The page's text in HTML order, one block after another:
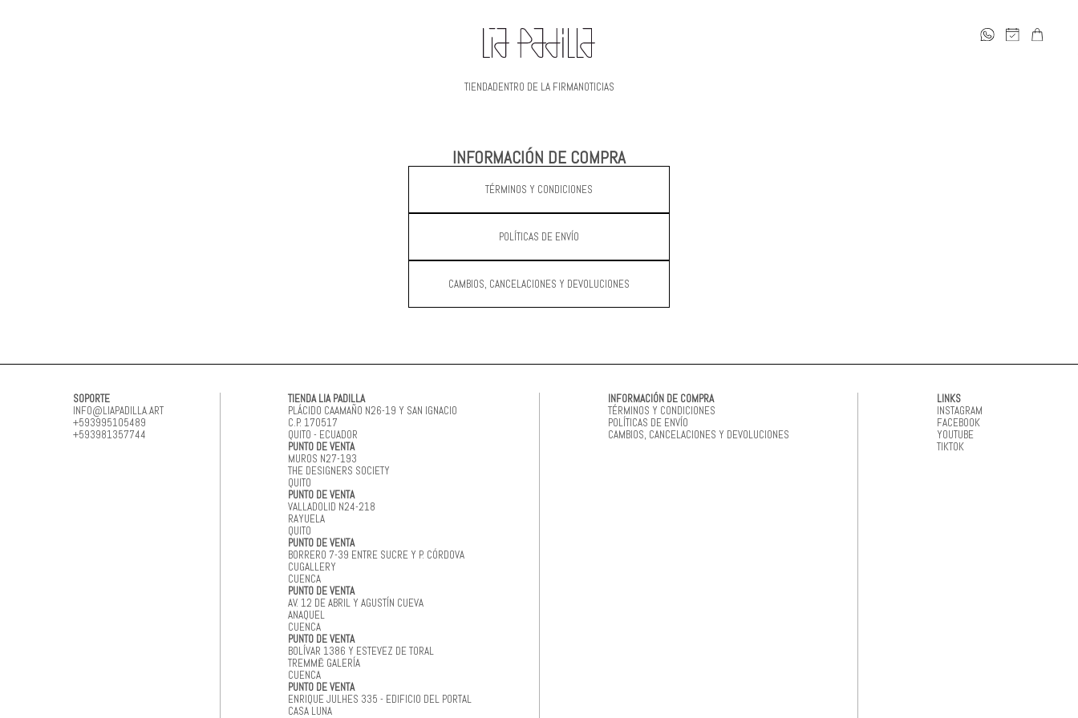
TIENDADENTRO DE LA FIRMANOTICIAS
INFORMACIÓN DE COMPRA
TÉRMINOS Y CONDICIONES
POLÍTICAS DE ENVÍO
CAMBIOS, CANCELACIONES Y DEVOLUCIONES
SOPORTE
INFO@LIAPADILLA.ART
+593995105489
+593981357744
TIENDA LIA PADILLA
PLÁCIDO CAAMAÑO N26-19 Y SAN IGNACIO
C.P. 170517
QUITO - ECUADOR
PUNTO DE VENTA
MUROS N27-193
THE DESIGNERS SOCIETY
QUITO
PUNTO DE VENTA
VALLADOLID N24-218
RAYUELA
QUITO
PUNTO DE VENTA
BORRERO 7-39 ENTRE SUCRE Y P. CÓRDOVA
CUGALLERY
CUENCA
PUNTO DE VENTA
AV. 12 DE ABRIL Y AGUSTÍN CUEVA
ANAQUEL
CUENCA
PUNTO DE VENTA
BOLÍVAR 1386 Y ESTEVEZ DE TORAL
TREMMĒ GALERÍA
CUENCA
PUNTO DE VENTA
ENRIQUE JULHES 335 - EDIFICIO DEL PORTAL
CASA LUNA
INFORMACIÓN DE COMPRA
TÉRMINOS Y CONDICIONES
POLÍTICAS DE ENVÍO
CAMBIOS, CANCELACIONES Y DEVOLUCIONES
LINKS
INSTAGRAM
FACEBOOK
YOUTUBE
TIKTOK